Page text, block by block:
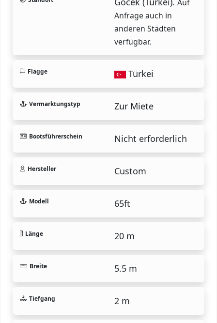
Auf
Anfrage auch in
anderen Städten
verfügbar.
Flagge Türkei
Vermarktungstyp Zur Miete
Bootsführerschein Nicht erforderlich
Hersteller Custom
Modell 65ft
Länge 20 m
Breite 5.5 m
Tiefgang 2 m